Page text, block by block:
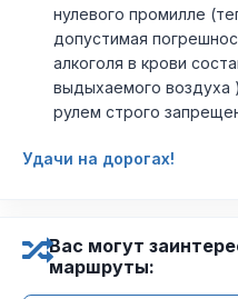
нулевого промилле
допустимая
алкоголя в крови
выдыхаемого воздуха
рулем строго
Удачи на дорогах!
Вас могут
маршруты: